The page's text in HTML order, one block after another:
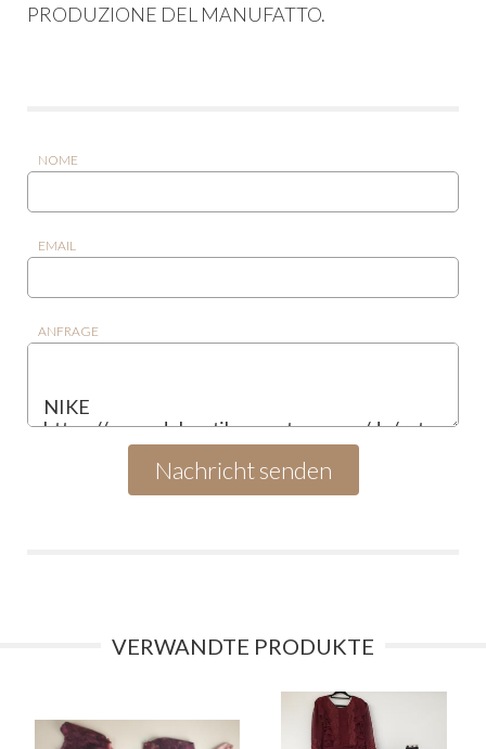
PRODUZIONE DEL MANUFATTO.
NOME
EMAIL
ANFRAGE
VERWANDTE PRODUKTE